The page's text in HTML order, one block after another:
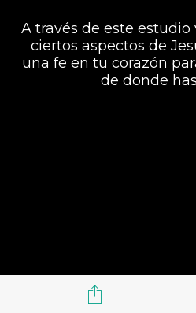
A través de este
ciertos aspectos de
una fe en tu corazón
de donde